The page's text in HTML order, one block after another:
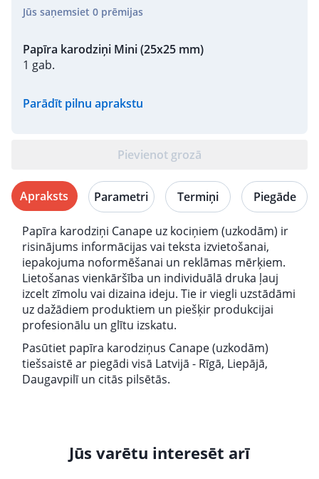
Jūs saņemsiet 0 prēmijas
Papīra karodziņi Mini (25x25 mm)
1 gab.
Parādīt pilnu aprakstu
Pievienot grozā
Apraksts Parametri Termiņi Piegāde
Papīra karodziņi Canape uz kociņiem (uzkodām) ir
risinājums informācijas vai teksta izvietošanai,
iepakojuma noformēšanai un reklāmas mērķiem.
Lietošanas vienkāršība un individuālā druka ļauj
izcelt zīmolu vai dizaina ideju. Tie ir viegli uzstādāmi
uz dažādiem produktiem un piešķir produkcijai
profesionālu un glītu izskatu.
Pasūtiet papīra karodziņus Canape (uzkodām)
tiešsaistē ar piegādi visā Latvijā - Rīgā, Liepājā,
Daugavpilī un citās pilsētās.
Jūs varētu interesēt arī